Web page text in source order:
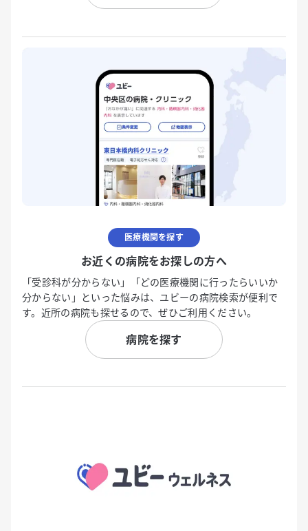
医療機関を探す
お近くの病院をお探しの方へ
「受診科が分からない」「どの医療機関に行ったらいいか
分からない」といった悩みは、ユビーの病院検索が便利で
す。近所の病院も探せるので、ぜひご利用ください。
病院を探す